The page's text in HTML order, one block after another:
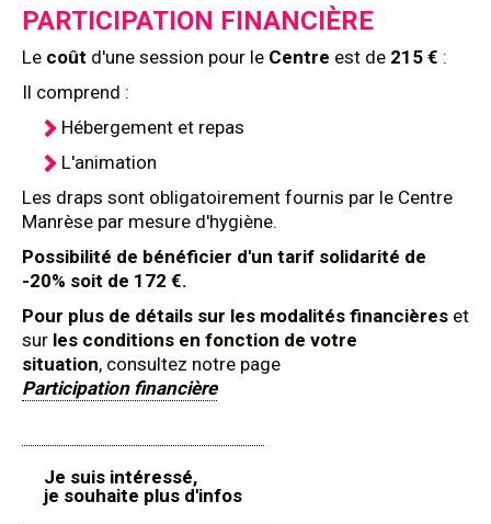
PARTICIPATION FINANCIÈRE
Le coût d'une session pour le Centre est de 215 € :
Il comprend :
Hébergement et repas
L'animation
Les draps sont obligatoirement fournis par le Centre
Manrèse par mesure d'hygiène.
Possibilité de bénéficier d'un tarif solidarité de
-20% soit de 172 €.
Pour plus de détails sur les modalités financières et
sur les conditions en fonction de votre
situation, consultez notre page
Participation financière
Je suis intéressé,
je souhaite plus d'infos